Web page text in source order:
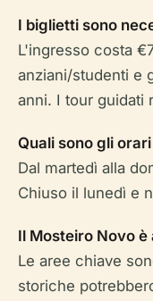
I biglietti sono
L'ingresso costa
anziani/studenti e
anni. I tour guidati
Quali sono gli
Dal martedì alla
Chiuso il lunedì e
Il Mosteiro Novo
Le aree chiave
storiche